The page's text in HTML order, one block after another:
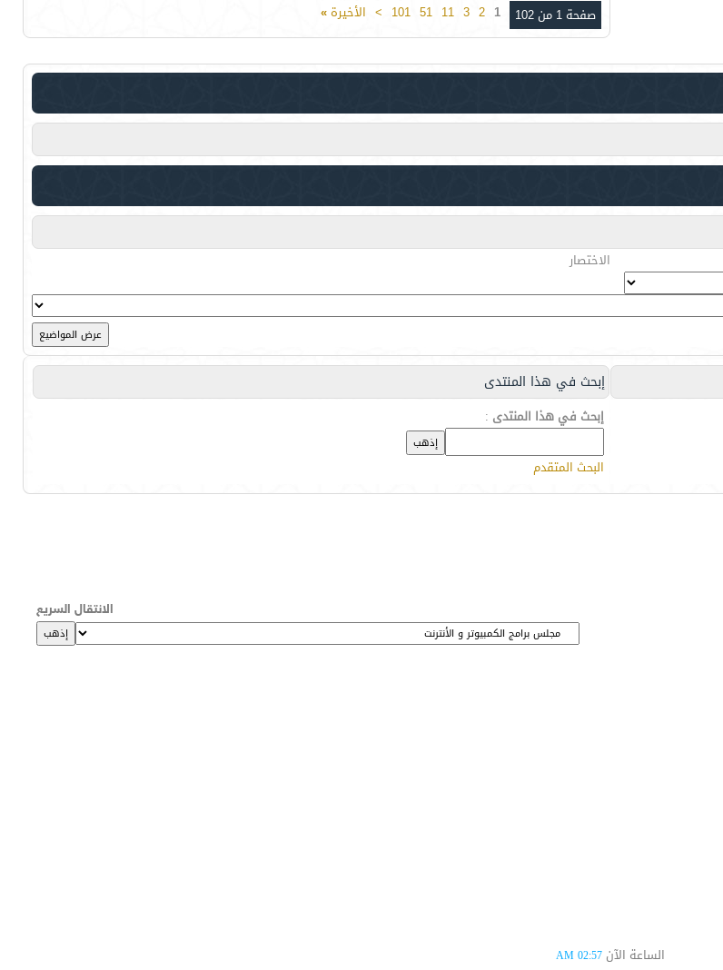
صفحة 1 من 102 1
2
3
11
51
101
> الأخيرة»
الاختصار
إبحث في هذا المنتدى
إبحث في هذا المنتدى :
البحث المتقدم
الانتقال السريع
الساعة الآن 02:57 AM